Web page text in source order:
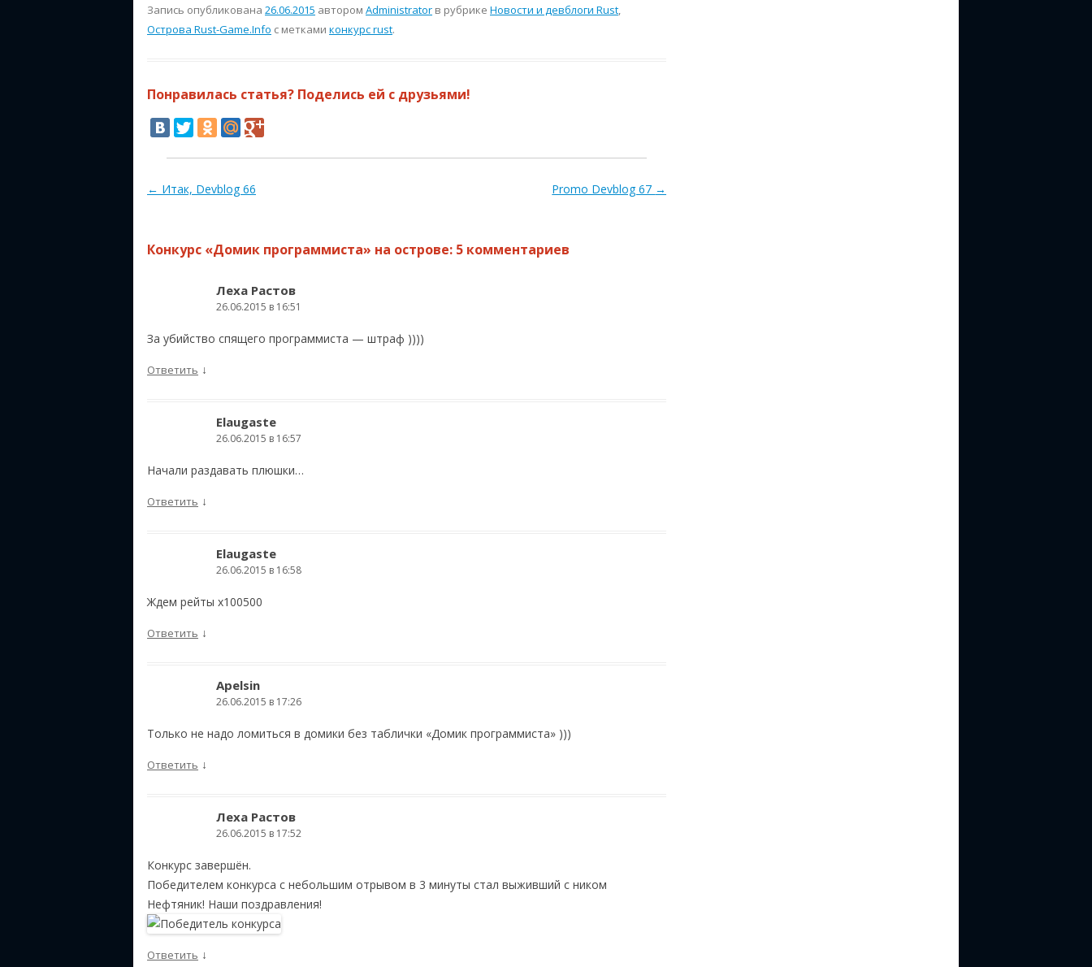
Запись опубликована 26.06.2015 автором Administrator в рубрике Новости и девблоги Rust,
Острова Rust-Game.Info с метками конкурс rust.
Понравилась статья? Поделись ей с друзьями!
Навигация по записям
← Итак, Devblog 66 Promo Devblog 67 →
Конкурс «Домик программиста» на острове: 5 комментариев
Леха Растов
26.06.2015 в 16:51
За убийство спящего программиста — штраф ))))
Ответить ↓
Elaugaste
26.06.2015 в 16:57
Начали раздавать плюшки…
Ответить ↓
Elaugaste
26.06.2015 в 16:58
Ждем рейты х100500
Ответить ↓
Apelsin
26.06.2015 в 17:26
Только не надо ломиться в домики без таблички «Домик программиста» )))
Ответить ↓
Леха Растов
26.06.2015 в 17:52
Конкурс завершён.
Победителем конкурса с небольшим отрывом в 3 минуты стал выживший с ником
Нефтяник! Наши поздравления!
Ответить ↓